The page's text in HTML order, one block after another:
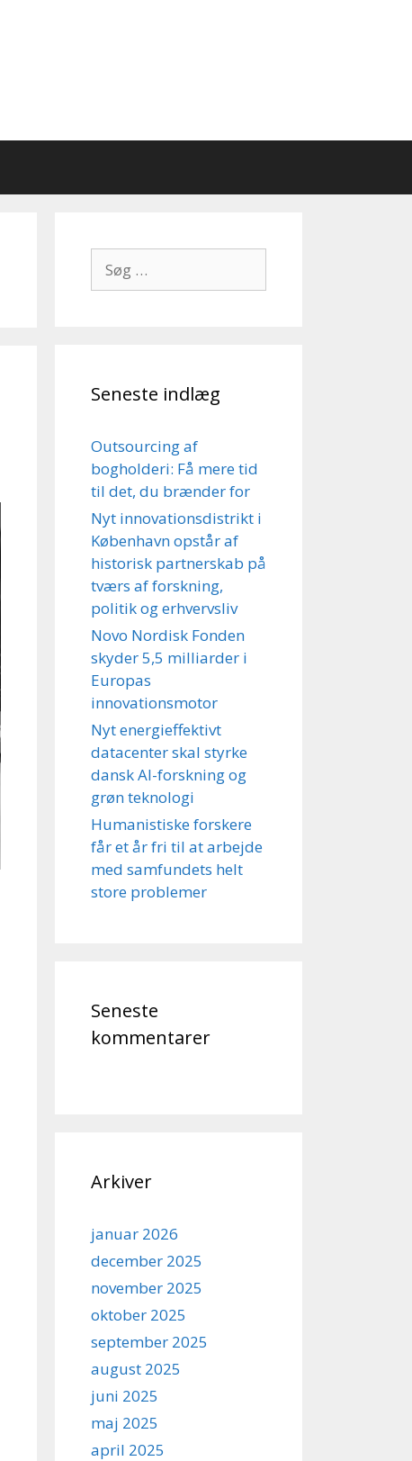
efter:
Seneste indlæg
Outsourcing af
bogholderi: Få mere tid
til det, du brænder for
Nyt innovationsdistrikt i
København opstår af
historisk partnerskab på
tværs af forskning,
politik og erhvervsliv
Novo Nordisk Fonden
skyder 5,5 milliarder i
Europas
innovationsmotor
Nyt energieffektivt
datacenter skal styrke
dansk AI-forskning og
grøn teknologi
Humanistiske forskere
får et år fri til at arbejde
med samfundets helt
store problemer
Seneste
kommentarer
Arkiver
januar 2026
december 2025
november 2025
oktober 2025
september 2025
august 2025
juni 2025
maj 2025
april 2025